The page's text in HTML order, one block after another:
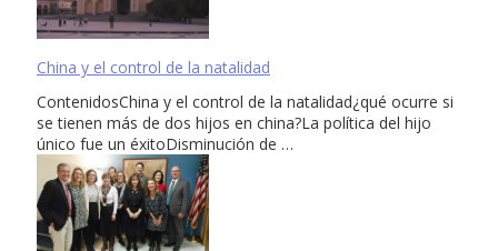
China y el control de la natalidad
ContenidosChina y el control de la natalidad¿qué ocurre si
se tienen más de dos hijos en china?La política del hijo
único fue un éxitoDisminución de …